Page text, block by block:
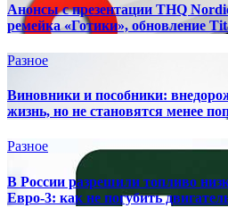
Анонсы с презентации THQ
ремейка «Готики», обновление
Разное
Виновники и пособники:
жизнь, но не становятся менее
Разное
В России разрешили топливо
Евро-3: как не погубить